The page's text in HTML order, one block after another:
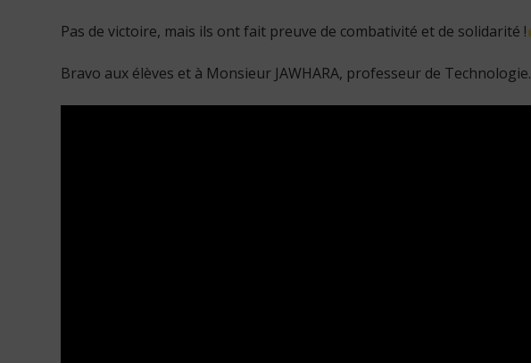
Pas de victoire, mais ils ont fait preuve de combativité et de solidarité !
Bravo aux élèves et à Monsieur JAWHARA, professeur de Technologie.